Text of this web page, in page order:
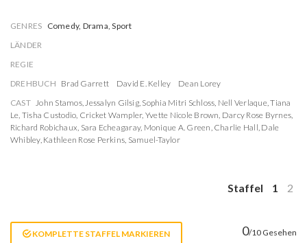
GENRES Comedy, Drama, Sport
LÄNDER
REGIE
DREHBUCH Brad Garrett David E. Kelley
Dean Lorey
CAST John Stamos,Jessalyn Gilsig, Sophia Mitri Schloss, Nell Verlaque,Tiana
Le, Tisha Custodio, Cricket Wampler, Yvette Nicole Brown, Darcy Rose Byrnes,
Richard Robichaux, Sara Echeagaray, Monique A. Green, Charlie Hall, Dale
Whibley, Kathleen Rose Perkins, Samuel-Taylor
Staffel 1 2
KOMPLETTE STAFFEL MARKIEREN 0/10 Gesehen